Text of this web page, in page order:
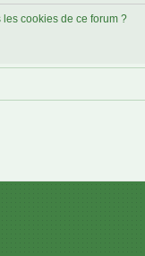
cookies de ce forum ?